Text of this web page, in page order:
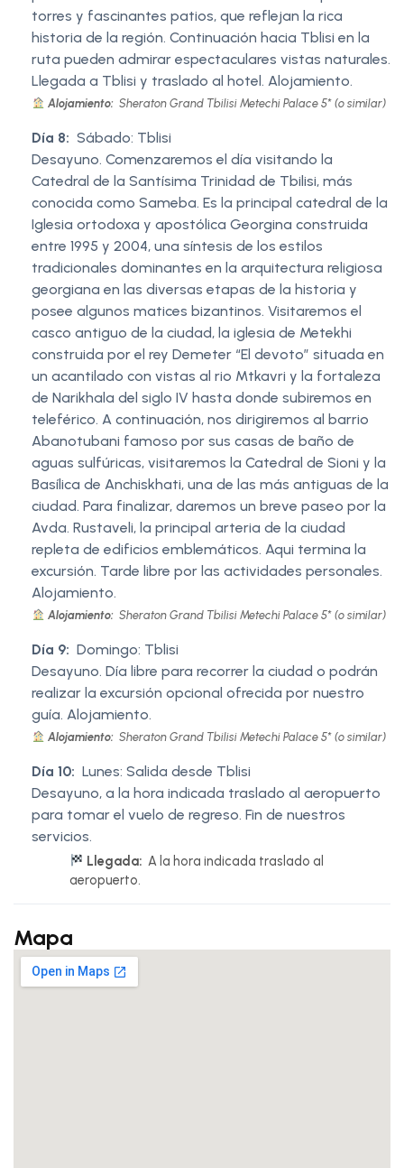
torres y fascinantes patios, que reflejan la rica
historia de la región. Continuación hacia Tblisi en la
ruta pueden admirar espectaculares vistas naturales.
Llegada a Tblisi y traslado al hotel. Alojamiento.
Alojamiento: Sheraton Grand Tbilisi Metechi Palace 5* (o similar)
Día 8: Sábado: Tblisi
Desayuno. Comenzaremos el día visitando la
Catedral de la Santísima Trinidad de Tbilisi, más
conocida como Sameba. Es la principal catedral de la
Iglesia ortodoxa y apostólica Georgina construida
entre 1995 y 2004, una síntesis de los estilos
tradicionales dominantes en la arquitectura religiosa
georgiana en las diversas etapas de la historia y
posee algunos matices bizantinos. Visitaremos el
casco antiguo de la ciudad, la iglesia de Metekhi
construida por el rey Demeter “El devoto” situada en
un acantilado con vistas al rio Mtkavri y la fortaleza
de Narikhala del siglo IV hasta donde subiremos en
teleférico. A continuación, nos dirigiremos al barrio
Abanotubani famoso por sus casas de baño de
aguas sulfúricas, visitaremos la Catedral de Sioni y la
Basílica de Anchiskhati, una de las más antiguas de la
ciudad. Para finalizar, daremos un breve paseo por la
Avda. Rustaveli, la principal arteria de la ciudad
repleta de edificios emblemáticos. Aqui termina la
excursión. Tarde libre por las actividades personales.
Alojamiento.
Alojamiento: Sheraton Grand Tbilisi Metechi Palace 5* (o similar)
Día 9: Domingo: Tblisi
Desayuno. Día libre para recorrer la ciudad o podrán
realizar la excursión opcional ofrecida por nuestro
guía. Alojamiento.
Alojamiento: Sheraton Grand Tbilisi Metechi Palace 5* (o similar)
Día 10: Lunes: Salida desde Tblisi
Desayuno, a la hora indicada traslado al aeropuerto
para tomar el vuelo de regreso. Fin de nuestros
servicios.
Llegada: A la hora indicada traslado al
aeropuerto.
Mapa